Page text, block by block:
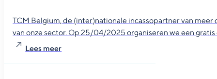
TCM Belgium, de (inter)nationale incassopartner van
van onze sector. Op 25/04/2025 organiseren we een gratis
Lees meer